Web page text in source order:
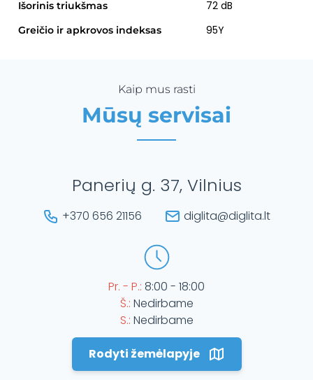
Išorinis triukšmas 72 dB
Greičio ir apkrovos indeksas 95Y
Kaip mus rasti
Mūsų servisai
Panerių g. 37, Vilnius
+370 656 21156 diglita@diglita.lt
Pr. - P.: 8:00 - 18:00
Š.: Nedirbame
S.: Nedirbame
Rodyti žemėlapyje